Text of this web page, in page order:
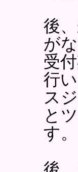
後
が
受
行い
ス
と
す。